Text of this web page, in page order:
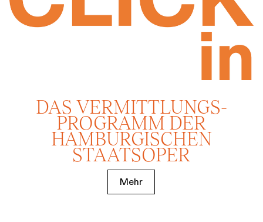
DAS VERMITTLUNGS­
PROGRAMM DER
HAMBURGISCHEN
STAATSOPER
Mehr